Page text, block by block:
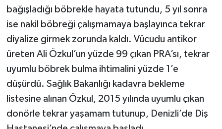
bağışladığı böbrekle hayata tutundu, 5 yıl sonra
ise nakil böbreği çalışmamaya başlayınca tekrar
diyalize girmek zorunda kaldı. Vücudu antikor
üreten Ali Özkul’un yüzde 99 çıkan PRA’sı, tekrar
uyumlu böbrek bulma ihtimalini yüzde 1’e
düşürdü. Sağlık Bakanlığı kadavra bekleme
listesine alınan Özkul, 2015 yılında uyumlu çıkan
donörle tekrar yaşamam tutunup, Denizli’de Diş